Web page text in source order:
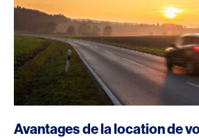
Avantages de la location de